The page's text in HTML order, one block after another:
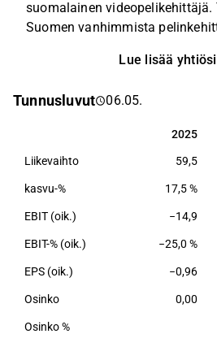
suomalainen videopelikehittäjä.
Suomen vanhimmista
Quantum Break ja Control.
toimintapeleistä ja on yksi
selkeästi erottuvia pelejä
Xboxille ja Playstationille.
Lue lisää
Tunnusluvut 06.05.
2025
2025
Liikevaihto 59,5
kasvu-% 17,5 %
EBIT (oik.) −14,9
EBIT-% (oik.) −25,0 %
EPS (oik.) −0,96
Osinko 0,00
Osinko %